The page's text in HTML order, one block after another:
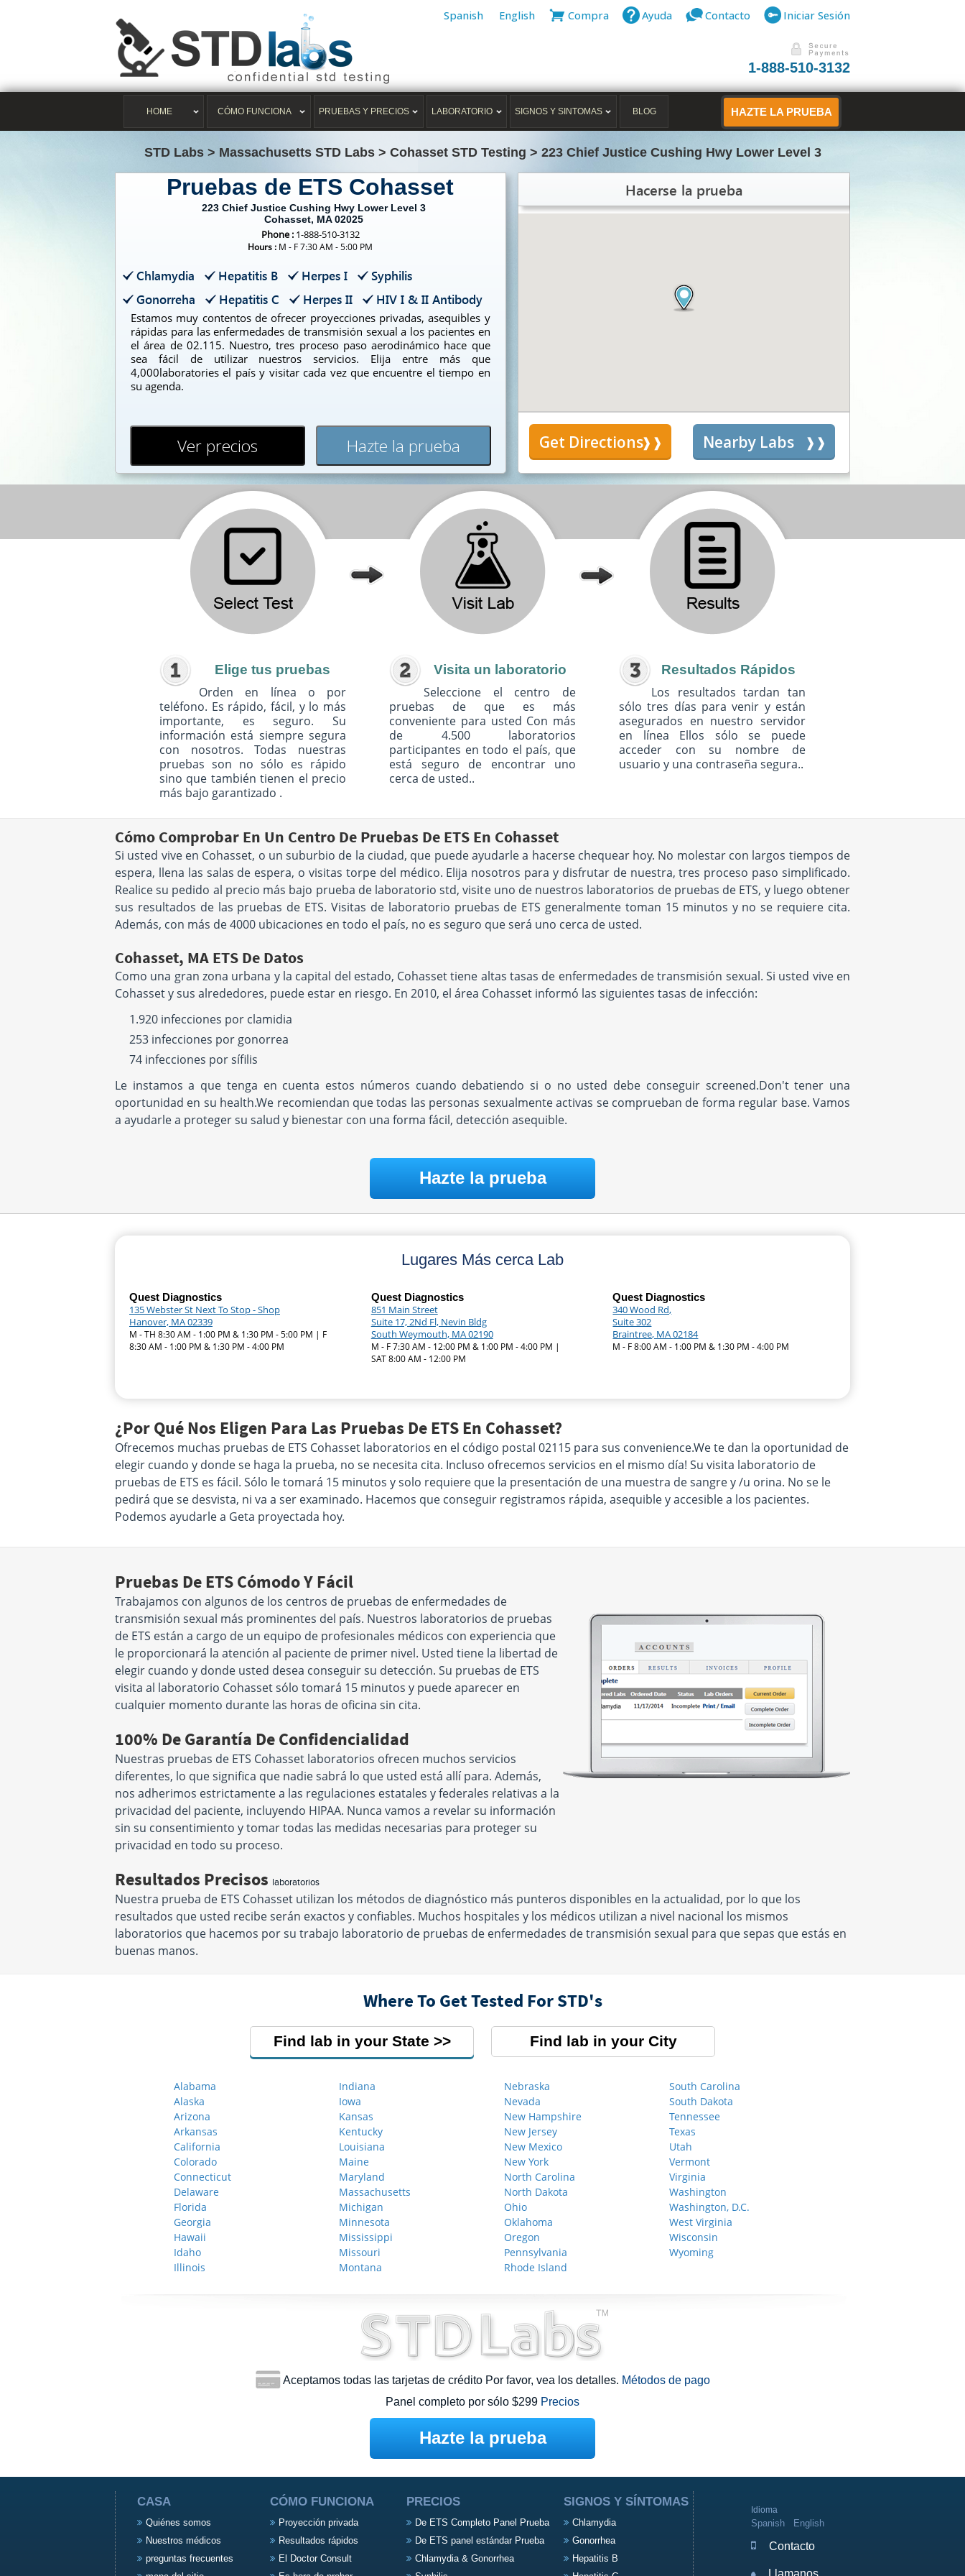
Spanish English Compra Ayuda Contacto Iniciar Sesión
1-888-510-3132
HOME CÓMO FUNCIONA PRUEBAS Y PRECIOS LABORATORIO SIGNOS Y SINTOMAS BLOG HAZTE LA PRUEBA
STD Labs > Massachusetts STD Labs > Cohasset STD Testing > 223 Chief Justice Cushing Hwy Lower Level 3
Pruebas de ETS Cohasset
223 Chief Justice Cushing Hwy Lower Level 3
Cohasset, MA 02025
Phone : 1-888-510-3132
Hours : M - F 7:30 AM - 5:00 PM
Chlamydia Hepatitis B Herpes I
Syphilis
Gonorreha
Hepatitis C Herpes II HIV I & II Antibody
Estamos muy contentos de ofrecer proyecciones privadas, asequibles y
rápidas para las enfermedades de transmisión sexual a los pacientes en
el área de 02.115. Nuestro, tres proceso paso aerodinámico hace que
sea fácil de utilizar nuestros servicios. Elija entre más que
4,000laboratories el país y visitar cada vez que encuentre el tiempo en
su agenda.
Ver precios Hazte la prueba
Hacerse la prueba
Get Directions Nearby Labs
Elige tus pruebas
Orden en línea o por
teléfono. Es rápido, fácil, y lo más
importante, es seguro. Su
información está siempre segura
con nosotros. Todas nuestras
pruebas son no sólo es rápido
sino que también tienen el precio
más bajo garantizado .
Visita un laboratorio
Seleccione el centro de
pruebas de que es más
conveniente para usted Con más
de 4.500 laboratorios
participantes en todo el país, que
está seguro de encontrar uno
cerca de usted..
Resultados Rápidos
Los resultados tardan tan
sólo tres días para venir y están
asegurados en nuestro servidor
en línea Ellos sólo se puede
acceder con su nombre de
usuario y una contraseña segura..
Cómo Comprobar En Un Centro De Pruebas De ETS En Cohasset
Si usted vive en Cohasset, o un suburbio de la ciudad, que puede ayudarle a hacerse chequear hoy. No molestar con largos tiempos de
espera, llena las salas de espera, o visitas torpe del médico. Elija nosotros para y disfrutar de nuestra, tres proceso paso simplificado.
Realice su pedido al precio más bajo prueba de laboratorio std, visite uno de nuestros laboratorios de pruebas de ETS, y luego obtener
sus resultados de las pruebas de ETS. Visitas de laboratorio pruebas de ETS generalmente toman 15 minutos y no se requiere cita.
Además, con más de 4000 ubicaciones en todo el país, no es seguro que será uno cerca de usted.
Cohasset, MA ETS De Datos
Como una gran zona urbana y la capital del estado, Cohasset tiene altas tasas de enfermedades de transmisión sexual. Si usted vive en
Cohasset y sus alrededores, puede estar en riesgo. En 2010, el área Cohasset informó las siguientes tasas de infección:
1.920 infecciones por clamidia
253 infecciones por gonorrea
74 infecciones por sífilis
Le instamos a que tenga en cuenta estos números cuando debatiendo si o no usted debe conseguir screened.Don't tener una
oportunidad en su health.We recomiendan que todas las personas sexualmente activas se comprueban de forma regular base. Vamos
a ayudarle a proteger su salud y bienestar con una forma fácil, detección asequible.
Hazte la prueba
Lugares Más cerca Lab
Quest Diagnostics
135 Webster St Next To Stop - Shop
Hanover, MA 02339
M - TH 8:30 AM - 1:00 PM & 1:30 PM - 5:00 PM | F
8:30 AM - 1:00 PM & 1:30 PM - 4:00 PM
Quest Diagnostics
851 Main Street
Suite 17, 2Nd Fl, Nevin Bldg
South Weymouth, MA 02190
M - F 7:30 AM - 12:00 PM & 1:00 PM - 4:00 PM |
SAT 8:00 AM - 12:00 PM
Quest Diagnostics
340 Wood Rd,
Suite 302
Braintree, MA 02184
M - F 8:00 AM - 1:00 PM & 1:30 PM - 4:00 PM
¿Por Qué Nos Eligen Para Las Pruebas De ETS En Cohasset?
Ofrecemos muchas pruebas de ETS Cohasset laboratorios en el código postal 02115 para sus convenience.We te dan la oportunidad de
elegir cuando y donde se haga la prueba, no se necesita cita. Incluso ofrecemos servicios en el mismo día! Su visita laboratorio de
pruebas de ETS es fácil. Sólo le tomará 15 minutos y solo requiere que la presentación de una muestra de sangre y /u orina. No se le
pedirá que se desvista, ni va a ser examinado. Hacemos que conseguir registramos rápida, asequible y accesible a los pacientes.
Podemos ayudarle a Geta proyectada hoy.
Pruebas De ETS Cómodo Y Fácil
Trabajamos con algunos de los centros de pruebas de enfermedades de
transmisión sexual más prominentes del país. Nuestros laboratorios de pruebas
de ETS están a cargo de un equipo de profesionales médicos con experiencia que
le proporcionará la atención al paciente de primer nivel. Usted tiene la libertad de
elegir cuando y donde usted desea conseguir su detección. Su pruebas de ETS
visita al laboratorio Cohasset sólo tomará 15 minutos y puede aparecer en
cualquier momento durante las horas de oficina sin cita.
100% De Garantía De Confidencialidad
Nuestras pruebas de ETS Cohasset laboratorios ofrecen muchos servicios
diferentes, lo que significa que nadie sabrá lo que usted está allí para. Además,
nos adherimos estrictamente a las regulaciones estatales y federales relativas a la
privacidad del paciente, incluyendo HIPAA. Nunca vamos a revelar su información
sin su consentimiento y tomar todas las medidas necesarias para proteger su
privacidad en todo su proceso.
Resultados Precisos laboratorios
Nuestra prueba de ETS Cohasset utilizan los métodos de diagnóstico más punteros disponibles en la actualidad, por lo que los
resultados que usted recibe serán exactos y confiables. Muchos hospitales y los médicos utilizan a nivel nacional los mismos
laboratorios que hacemos por su trabajo laboratorio de pruebas de enfermedades de transmisión sexual para que sepas que estás en
buenas manos.
Where To Get Tested For STD's
Find lab in your State Find lab in your City
Alabama
Alaska
Arizona
Arkansas
California
Colorado
Connecticut
Delaware
Florida
Georgia
Hawaii
Idaho
Illinois
Indiana
Iowa
Kansas
Kentucky
Louisiana
Maine
Maryland
Massachusetts
Michigan
Minnesota
Mississippi
Missouri
Montana
Nebraska
Nevada
New Hampshire
New Jersey
New Mexico
New York
North Carolina
North Dakota
Ohio
Oklahoma
Oregon
Pennsylvania
Rhode Island
South Carolina
South Dakota
Tennessee
Texas
Utah
Vermont
Virginia
Washington
Washington, D.C.
West Virginia
Wisconsin
Wyoming
Aceptamos todas las tarjetas de crédito Por favor, vea los detalles. Métodos de pago
Panel completo por sólo $299 Precios
Hazte la prueba
CASA
Quiénes somos
Nuestros médicos
preguntas frecuentes
CÓMO FUNCIONA
Proyección privada
Resultados rápidos
El Doctor Consult
PRECIOS
De ETS Completo Panel Prueba
De ETS panel estándar Prueba
Chlamydia & Gonorrhea
SIGNOS Y SÍNTOMAS
Chlamydia
Gonorrhea
Hepatitis B
Idioma
Spanish English
Contacto
Llamanos